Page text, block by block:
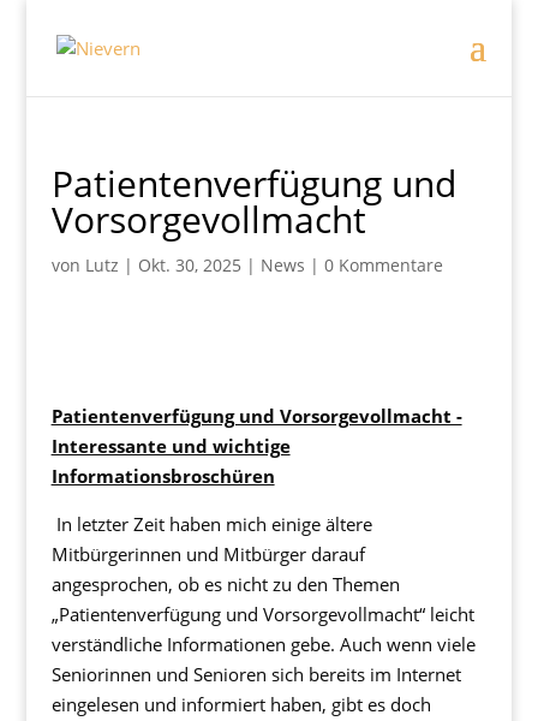
Patientenverfügung und
Vorsorgevollmacht
von Lutz | Okt. 30, 2025 | News | 0 Kommentare
Patientenverfügung und Vorsorgevollmacht -
Interessante und wichtige
Informationsbroschüren
In letzter Zeit haben mich einige ältere
Mitbürgerinnen und Mitbürger darauf
angesprochen, ob es nicht zu den Themen
„Patientenverfügung und Vorsorgevollmacht“ leicht
verständliche Informationen gebe. Auch wenn viele
Seniorinnen und Senioren sich bereits im Internet
eingelesen und informiert haben, gibt es doch